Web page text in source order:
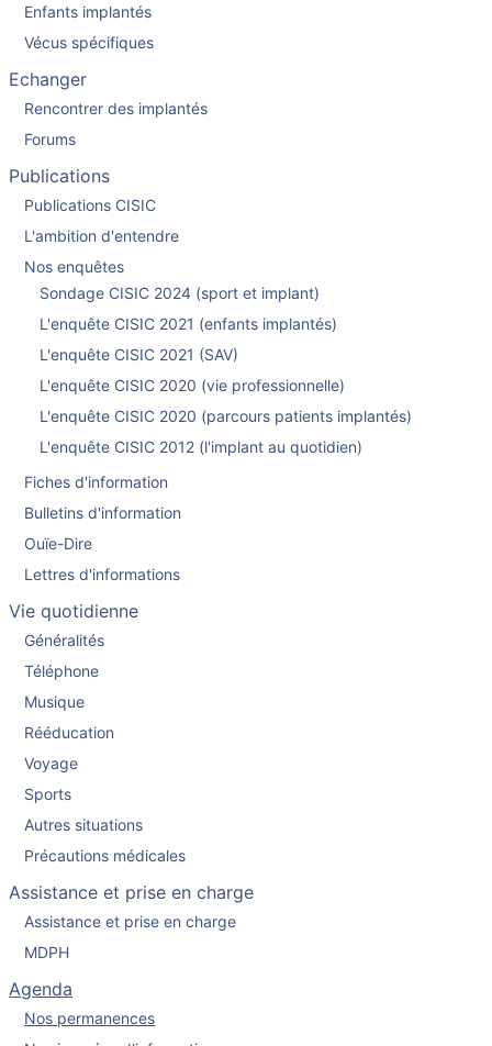
Enfants implantés
Vécus spécifiques
Echanger
Rencontrer des implantés
Forums
Publications
Publications CISIC
L'ambition d'entendre
Nos enquêtes
Sondage CISIC 2024 (sport et implant)
L'enquête CISIC 2021 (enfants implantés)
L'enquête CISIC 2021 (SAV)
L'enquête CISIC 2020 (vie professionnelle)
L'enquête CISIC 2020 (parcours patients implantés)
L'enquête CISIC 2012 (l'implant au quotidien)
Fiches d'information
Bulletins d'information
Ouïe-Dire
Lettres d'informations
Vie quotidienne
Généralités
Téléphone
Musique
Rééducation
Voyage
Sports
Autres situations
Précautions médicales
Assistance et prise en charge
Assistance et prise en charge
MDPH
Agenda
Nos permanences